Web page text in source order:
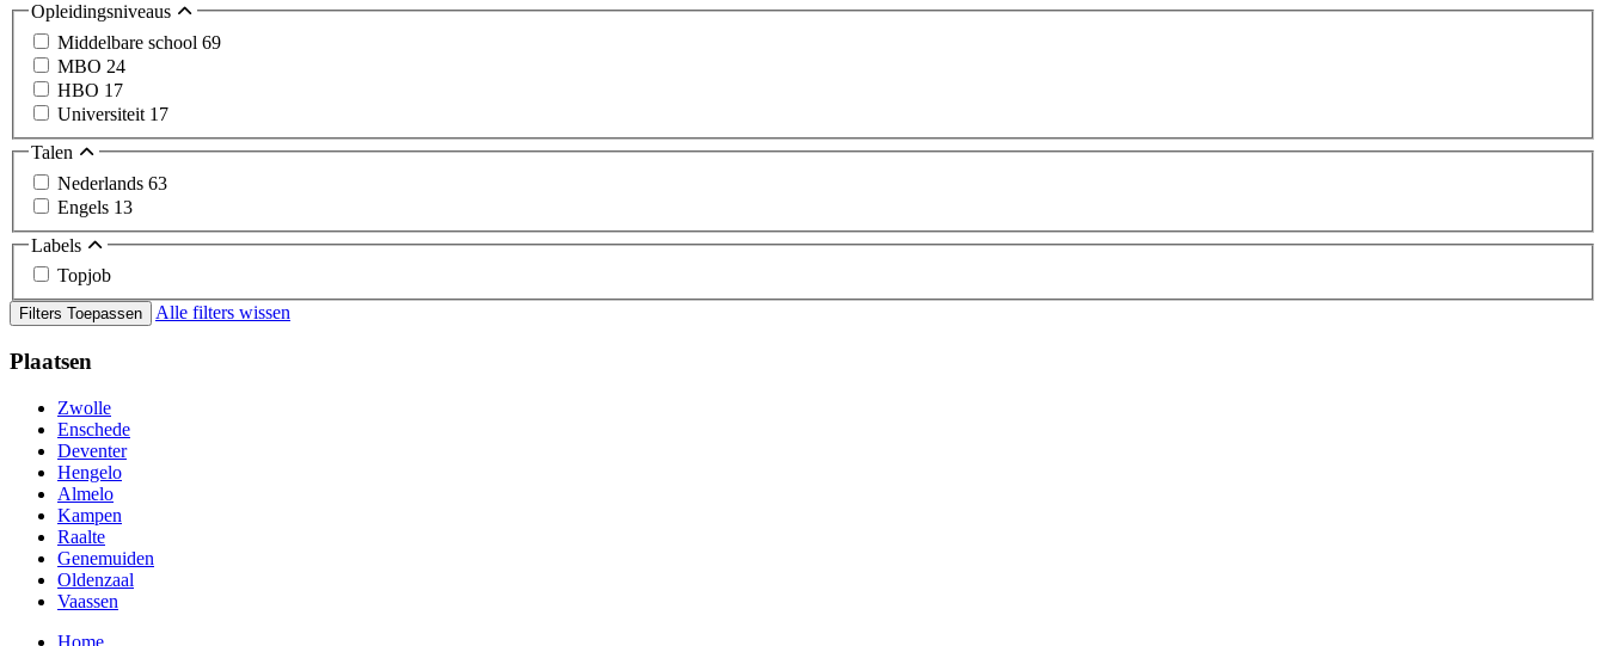
Opleidingsniveaus
Middelbare school 69
MBO 24
HBO 17
Universiteit 17
Talen
Nederlands 63
Engels 13
Labels
Topjob
Filters Toepassen Alle filters wissen
Plaatsen
Zwolle
Enschede
Deventer
Hengelo
Almelo
Kampen
Raalte
Genemuiden
Oldenzaal
Vaassen
Home